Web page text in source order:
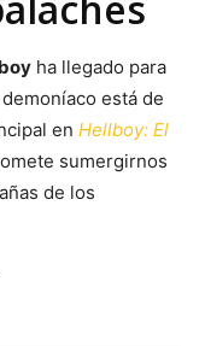
ha llegado para
está de
en Hellboy: El
sumergirnos
de los